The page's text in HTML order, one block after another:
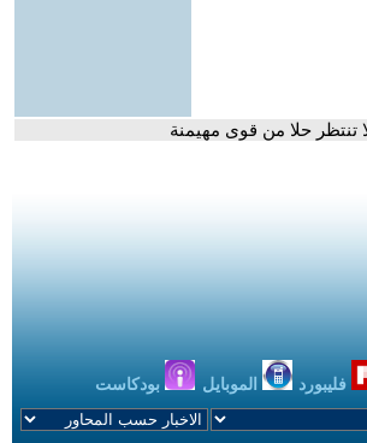
تنتظر حلا من قوى مهيمنة
فليبورد الموبايل بودكاست